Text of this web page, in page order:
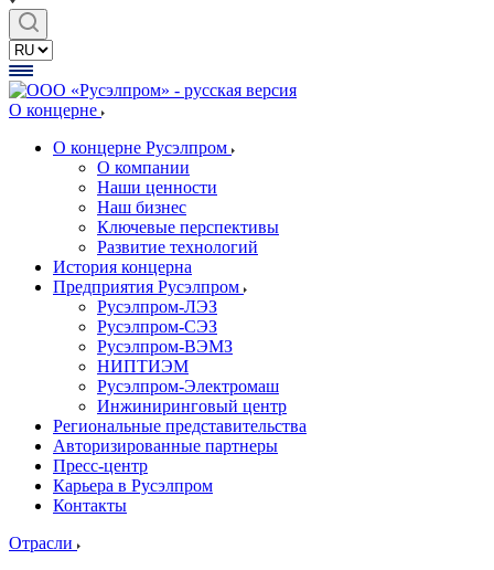
О концерне
О концерне Русэлпром
О компании
Наши ценности
Наш бизнес
Ключевые перспективы
Развитие технологий
История концерна
Предприятия Русэлпром
Русэлпром-ЛЭЗ
Русэлпром-СЭЗ
Русэлпром-ВЭМЗ
НИПТИЭМ
Русэлпром-Электромаш
Инжиниринговый центр
Региональные представительства
Авторизированные партнеры
Пресс-центр
Карьера в Русэлпром
Контакты
Отрасли